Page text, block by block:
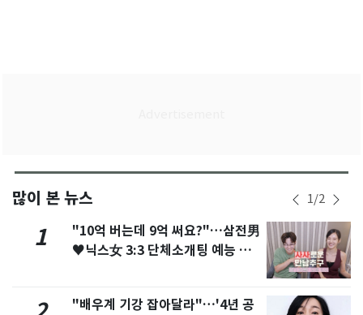
많이 본 뉴스 1/2
1
"10억 버는데 9억 써요?"…삼전男
♥닉스女 3:3 단체소개팅 예능 화
"배우계 기강 잡아달라"…'4년 공